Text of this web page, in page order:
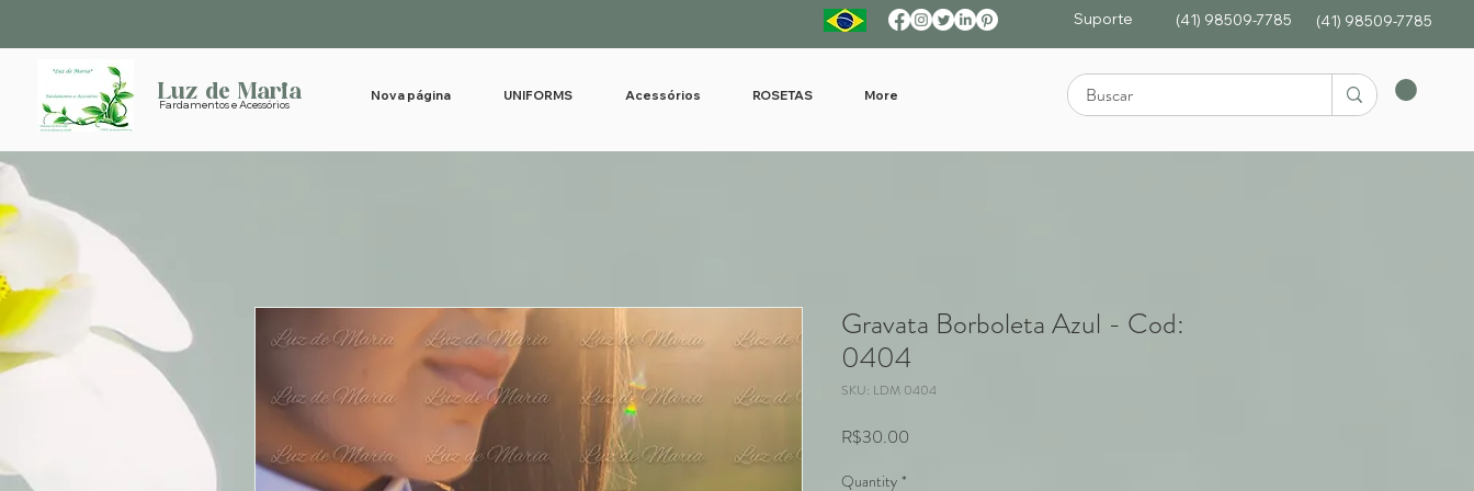
Suporte (41) 98509-7785 (41) 98509-7785
Luz de Maria
Fardamentos e Acessórios
Nova página UNIFORMS Acessórios ROSETAS More
Gravata Borboleta Azul - Cod:
0404
SKU: LDM 0404
R$30.00
Quantity *